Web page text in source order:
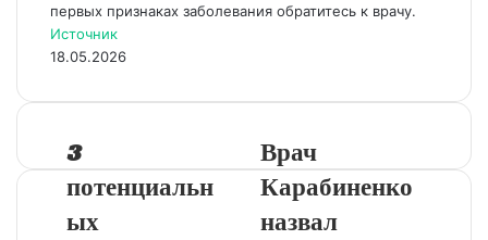
первых признаках заболевания обратитесь к врачу.
Источник
18.05.2026
3
потенциальн
ых
Врач
Карабиненко
назвал